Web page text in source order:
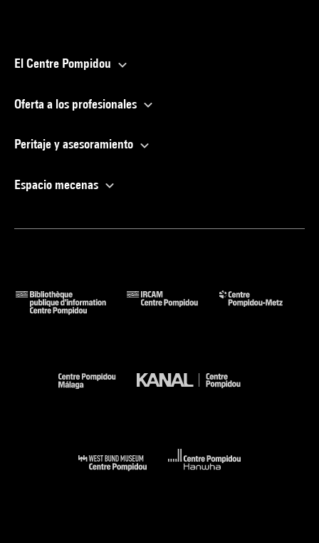
El Centre Pompidou
Oferta a los profesionales
Peritaje y asesoramiento
Espacio mecenas